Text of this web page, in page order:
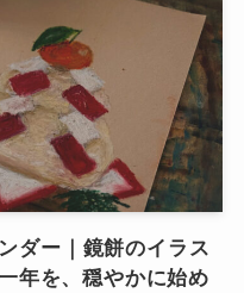
ダー｜鏡餅のイラス
年を、穏やかに始め